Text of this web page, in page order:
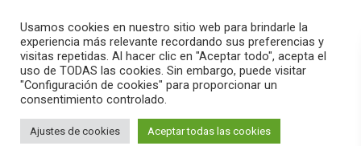
search menu pause PLAY
enero 9, 2021
Estrenem La Setmana, el resum
informatiu del últims dies
Usamos cookies en nuestro sitio web para brindarle la
experiencia más relevante recordando sus preferencias y
visitas repetidas. Al hacer clic en "Aceptar todo", acepta el
uso de TODAS las cookies. Sin embargo, puede visitar
"Configuración de cookies" para proporcionar un
consentimiento controlado.
Ajustes de cookies Aceptar todas las cookies